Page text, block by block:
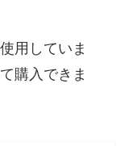
用していま
購入できま